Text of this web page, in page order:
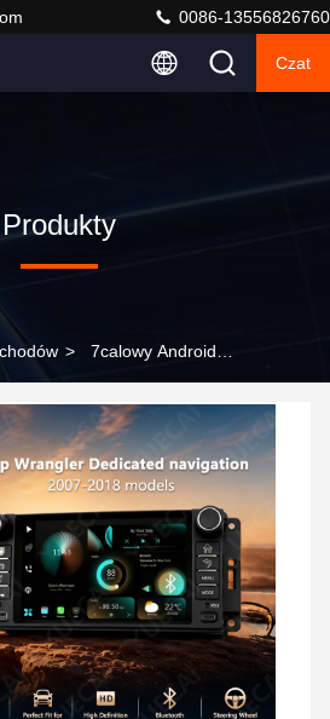
0086-13556826760
Czat
Produkty
> 7calowy Android
procesor sygnału Nawigacja
Wrangler